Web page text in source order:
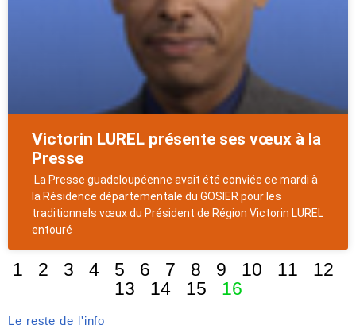
Victorin LUREL présente ses vœux à la
Presse
La Presse guadeloupéenne avait été conviée ce mardi à
la Résidence départementale du GOSIER pour les
traditionnels vœux du Président de Région Victorin LUREL
entouré
1 2 3 4 5 6 7 8 9 10 11 12
13 14 15 16
Le reste de l'info